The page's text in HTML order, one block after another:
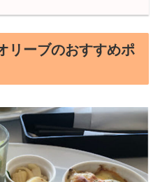
リーブのおすすめポ